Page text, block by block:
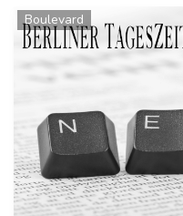
Boulevard